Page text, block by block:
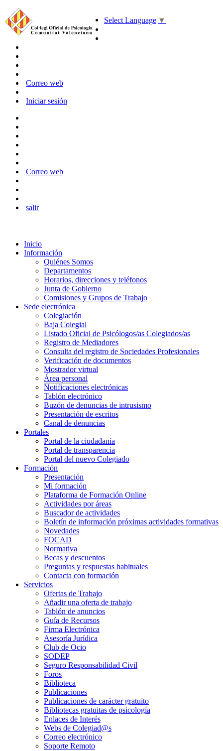
Select Language ▼
Correo web
Iniciar sesión
Correo web
salir
Inicio
Información
Quiénes Somos
Departamentos
Horarios, direcciones y teléfonos
Junta de Gobierno
Comisiones y Grupos de Trabajo
Sede electrónica
Colegiación
Baja Colegial
Listado Oficial de Psicólogos/as Colegiados/as
Registro de Mediadores
Consulta del registro de Sociedades Profesionales
Verificación de documentos
Mostrador virtual
Área personal
Notificaciones electrónicas
Tablón electrónico
Buzón de denuncias de intrusismo
Presentación de escritos
Canal de denuncias
Portales
Portal de la ciudadanía
Portal de transparencia
Portal del nuevo Colegiado
Formación
Presentación
Mi formación
Plataforma de Formación Online
Actividades por áreas
Buscador de actividades
Boletín de información próximas actividades formativas
Novedades
FOCAD
Normativa
Becas y descuentos
Preguntas y respuestas habituales
Contacta con formación
Servicios
Ofertas de Trabajo
Añadir una oferta de trabajo
Tablón de anuncios
Guía de Recursos
Firma Electrónica
Asesoría Jurídica
Club de Ocio
SODEP
Seguro Responsabilidad Civil
Foros
Biblioteca
Publicaciones
Publicaciones de carácter gratuito
Bibliotecas gratuitas de psicología
Enlaces de Interés
Webs de Colegiad@s
Correo electrónico
Soporte Remoto